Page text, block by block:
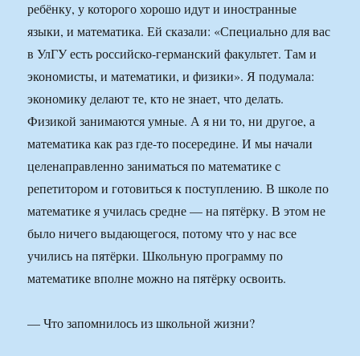
ребёнку, у которого хорошо идут и иностранные
языки, и математика. Ей сказали: «Специально для вас
в УлГУ есть российско-германский факультет. Там и
экономисты, и математики, и физики». Я подумала:
экономику делают те, кто не знает, что делать.
Физикой занимаются умные. А я ни то, ни другое, а
математика как раз где-то посередине. И мы начали
целенаправленно заниматься по математике с
репетитором и готовиться к поступлению. В школе по
математике я училась средне — на пятёрку. В этом не
было ничего выдающегося, потому что у нас все
учились на пятёрки. Школьную программу по
математике вполне можно на пятёрку освоить.
— Что запомнилось из школьной жизни?